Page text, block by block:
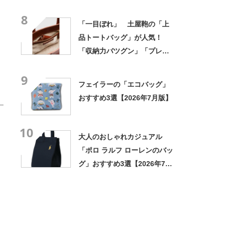
8
「一目ぼれ」 土屋鞄の「上
品トートバッグ」が人気！
「収納力バツグン」「プレゼ
9
フェイラーの「エコバッグ」
おすすめ3選【2026年7月版】
10
大人のおしゃれカジュアル
「ポロ ラルフ ローレンのバッ
グ」おすすめ3選【2026年7月